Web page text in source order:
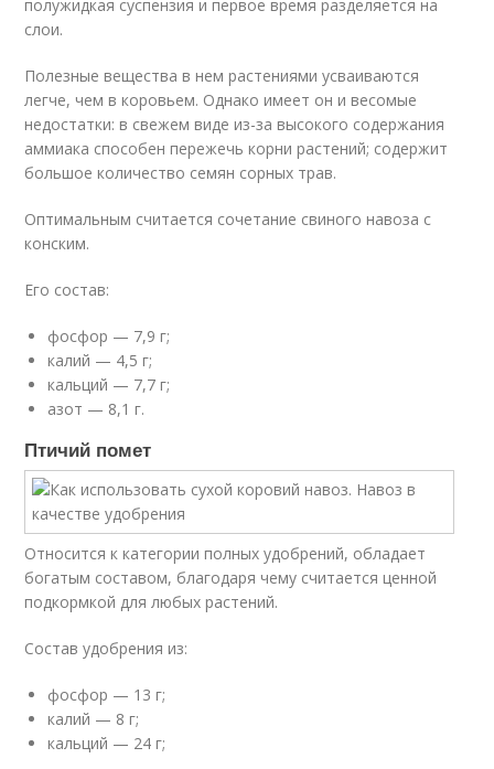
полужидкая суспензия и первое время разделяется на
слои.
Полезные вещества в нем растениями усваиваются
легче, чем в коровьем. Однако имеет он и весомые
недостатки: в свежем виде из-за высокого содержания
аммиака способен пережечь корни растений; содержит
большое количество семян сорных трав.
Оптимальным считается сочетание свиного навоза с
конским.
Его состав:
фосфор — 7,9 г;
калий — 4,5 г;
кальций — 7,7 г;
азот — 8,1 г.
Птичий помет
Относится к категории полных удобрений, обладает
богатым составом, благодаря чему считается ценной
подкормкой для любых растений.
Состав удобрения из:
фосфор — 13 г;
калий — 8 г;
кальций — 24 г;